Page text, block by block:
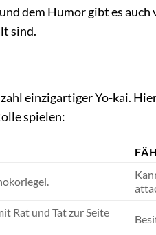
und dem Humor gibt es
sind.
einzigartiger Yo-kai.
spielen:
Rat und Tat zur Seite